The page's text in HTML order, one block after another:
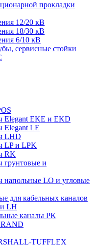
прокладки
12/20 кВ
18/30 кВ
6/10 кВ
сервисные стойки
Elegant EKE и EKD
Elegant LE
LHD
LP и LPK
RK
грунтовые и
напольные LO и угловые
для кабельных каналов
LH
каналы PK
TUFFLEX